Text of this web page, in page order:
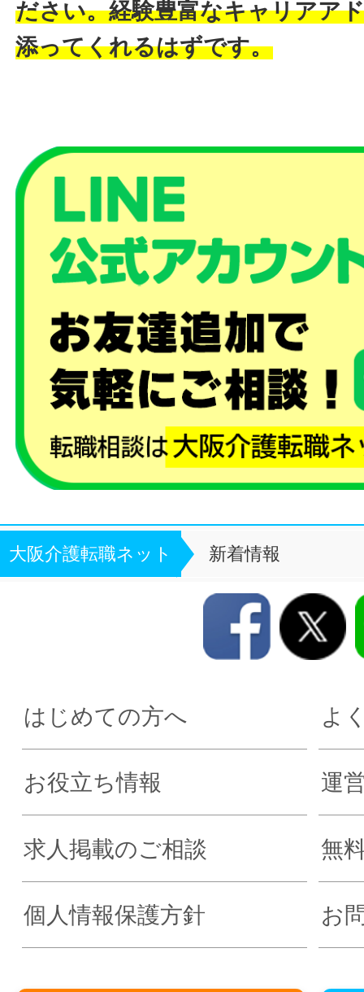
ださい。経験豊富なキャリアア
添ってくれるはずです。
大阪介護転職ネット 新着情報
はじめての方へ よ
お役立ち情報 運
求人掲載のご相談 無
個人情報保護方針 お